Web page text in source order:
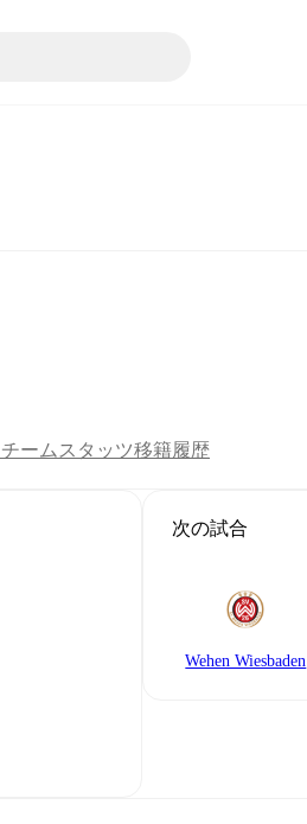
チームスタッツ移籍履歴
次の試合
Wehen Wiesbaden